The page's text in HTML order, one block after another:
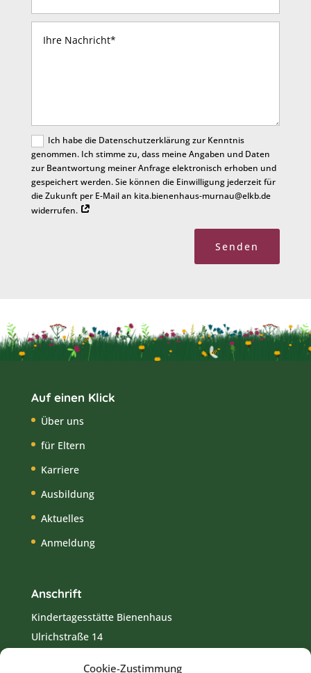
Cookie-Zustimmung
Ich habe die Datenschutzerklärung zur Kenntnis
genommen. Ich stimme zu, dass meine Angaben und Daten
zur Beantwortung meiner Anfrage elektronisch erhoben und
gespeichert werden. Sie können die Einwilligung jederzeit für
die Zukunft per E-Mail an kita.bienenhaus-murnau@elkb.de
widerrufen.
Senden
Auf einen Klick
Über uns
für Eltern
Karriere
Ausbildung
Aktuelles
Anmeldung
Anschrift
Kindertagesstätte Bienenhaus
Ulrichstraße 14